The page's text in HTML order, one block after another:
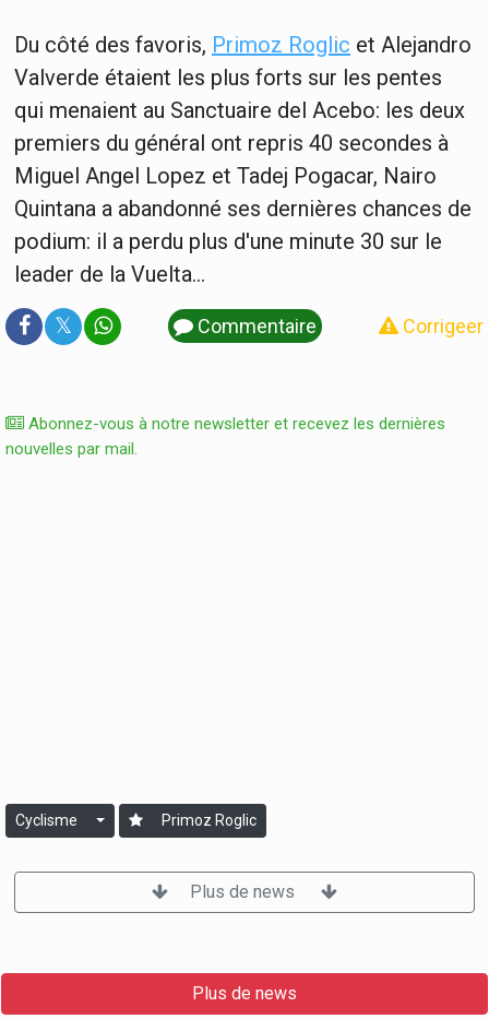
Du côté des favoris, Primoz Roglic et Alejandro
Valverde étaient les plus forts sur les pentes
qui menaient au Sanctuaire del Acebo: les deux
premiers du général ont repris 40 secondes à
Miguel Angel Lopez et Tadej Pogacar, Nairo
Quintana a abandonné ses dernières chances de
podium: il a perdu plus d'une minute 30 sur le
leader de la Vuelta...
𝕏 Commentaire Corrigeer
Abonnez-vous à notre newsletter et recevez les dernières
nouvelles par mail.
Cyclisme Primoz Roglic
Plus de news
Plus de news